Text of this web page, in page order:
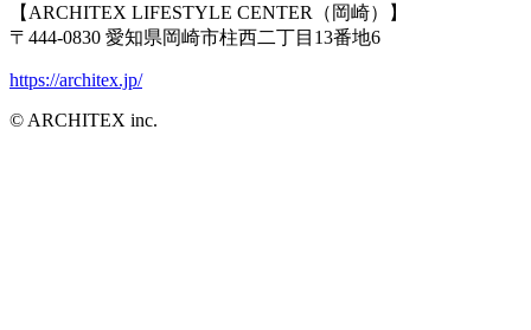
【ARCHITEX LIFESTYLE CENTER（岡崎）】
〒444-0830 愛知県岡崎市柱西二丁目13番地6
https://architex.jp/
© ARCHITEX inc.